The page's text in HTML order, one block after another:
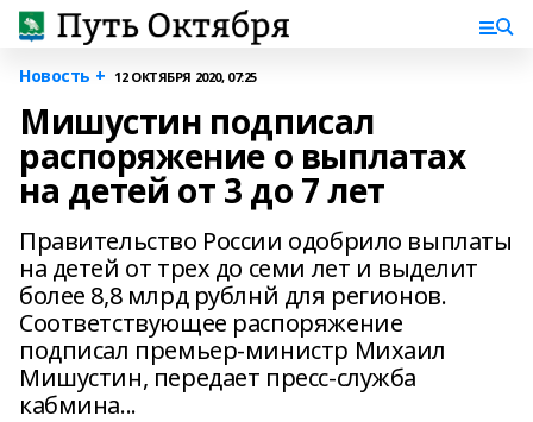
Новость + 12 ОКТЯБРЯ 2020, 07:25
Мишустин подписал
распоряжение о выплатах
на детей от 3 до 7 лет
Правительство России одобрило выплаты
на детей от трех до семи лет и выделит
более 8,8 млрд рублнй для регионов.
Соответствующее распоряжение
подписал премьер-министр Михаил
Мишустин, передает пресс-служба
кабмина...